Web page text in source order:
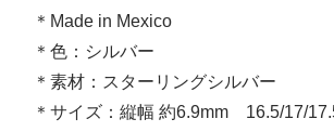
＊Made in Mexico
＊色：シルバー
＊素材：スターリングシルバー
＊サイズ：縦幅 約6.9mm 16.5/17/
17号
11,800円(内税)
在庫：1